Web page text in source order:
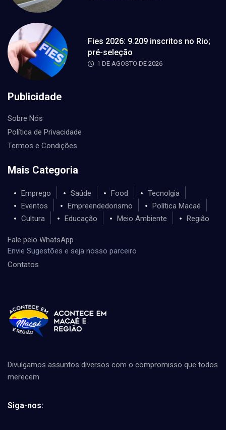
Fies 2026: 9.209 inscritos no Rio;
pré-seleção
1 DE AGOSTO DE 2026
Publicidade
Sobre Nós
Política de Privacidade
Termos e Condições
Mais Categoria
Emprego Saúde Food
Tecnolgia
Eventos
Empreendedorismo
Política Macaé
Cultura
Educação Meio Ambiente Região
Fale pelo WhatsApp
Envie Sugestões e seja nosso parceiro
Contatos
Divulgamos assuntos diversos com o compromisso que todos
merecem
Siga-nos: